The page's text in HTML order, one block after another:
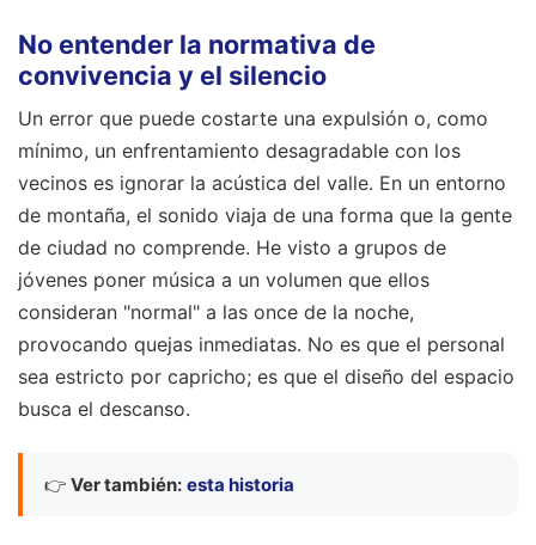
No entender la normativa de
convivencia y el silencio
Un error que puede costarte una expulsión o, como
mínimo, un enfrentamiento desagradable con los
vecinos es ignorar la acústica del valle. En un entorno
de montaña, el sonido viaja de una forma que la gente
de ciudad no comprende. He visto a grupos de
jóvenes poner música a un volumen que ellos
consideran "normal" a las once de la noche,
provocando quejas inmediatas. No es que el personal
sea estricto por capricho; es que el diseño del espacio
busca el descanso.
👉 Ver también: esta historia